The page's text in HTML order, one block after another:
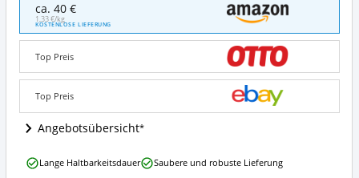
Eiche
Anmachholz
Angebote:
Wo
dieses
Anfeuerholz
erhältlich?
ca. 40 €
1,33 €/kg
KOSTENLOSE LIEFERUNG
Top Preis
Top Preis
Angebotsübersicht
30
Lange Haltbarkeitsdauer
Saubere und robuste Lieferung